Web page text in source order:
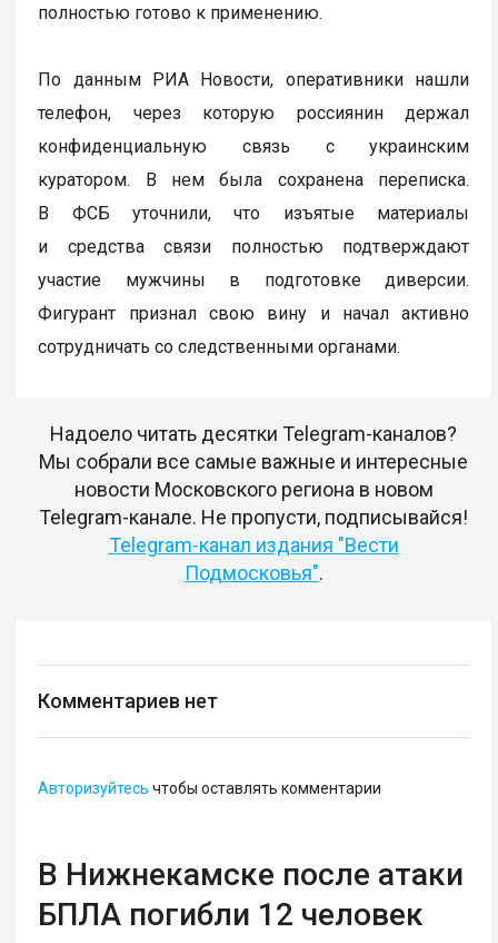
полностью готово к применению.
По данным РИА Новости, оперативники нашли
телефон, через которую россиянин держал
конфиденциальную связь с украинским
куратором. В нем была сохранена переписка.
В ФСБ уточнили, что изъятые материалы
и средства связи полностью подтверждают
участие мужчины в подготовке диверсии.
Фигурант признал свою вину и начал активно
сотрудничать со следственными органами.
Надоело читать десятки Telegram-каналов?
Мы собрали все самые важные и интересные
новости Московского региона в новом
Telegram-канале. Не пропусти, подписывайся!
Telegram-канал издания "Вести
Подмосковья".
Комментариев нет
Авторизуйтесь чтобы оставлять комментарии
В Нижнекамске после атаки
БПЛА погибли 12 человек